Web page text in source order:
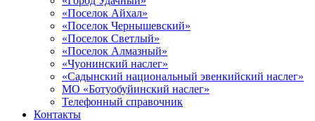
«Поселок Айхал»
«Поселок Чернышевский»
«Поселок Светлый»
«Поселок Алмазный»
«Чуонинский наслег»
«Садынский национальный эвенкийский наслег»
МО «Ботуобуйинский наслег»
Телефонный справочник
Контакты